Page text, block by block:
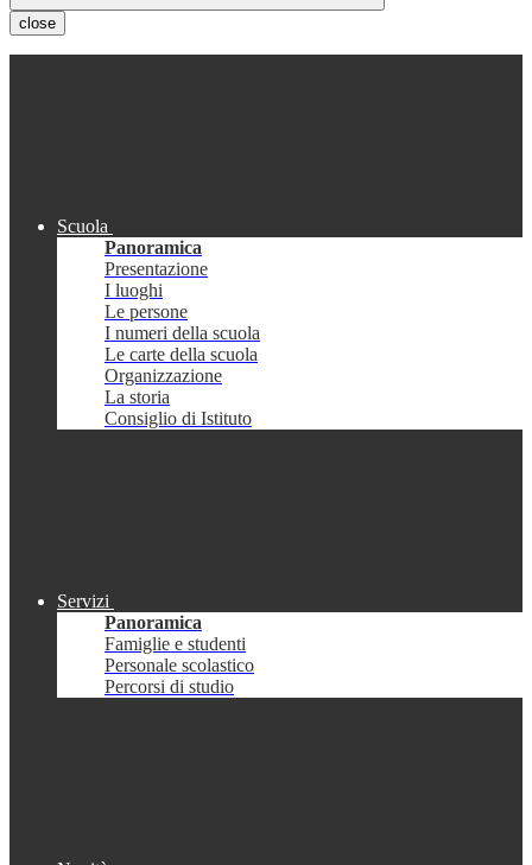
close
Scuola
Panoramica
Presentazione
I luoghi
Le persone
I numeri della scuola
Le carte della scuola
Organizzazione
La storia
Consiglio di Istituto
Servizi
Panoramica
Famiglie e studenti
Personale scolastico
Percorsi di studio